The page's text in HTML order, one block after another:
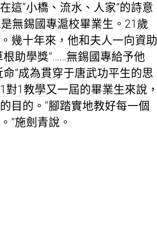
這“小橋、流水、人家”的詩意
無錫國專滬校畢業生。21歲
幾十年來，他和夫人一向資助
助學獎”……無錫國專給予他
”成為貫穿于唐武功平生的思
1對1教學又一屆的畢業生來說，
目的。“腳踏實地教好每一個
”施劍青說。